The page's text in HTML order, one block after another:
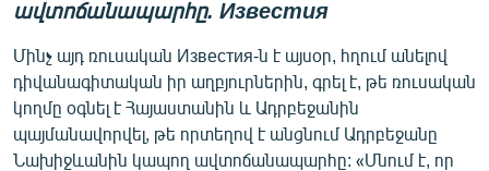
ավտոճանապարհը. Известия
Մինչ այդ ռուսական Известия-ն է այսօր, հղում անելով
դիվանագիտական իր աղբյուրներին, գրել է, թե ռուսական
կողմը օգնել է Հայաստանին և Ադրբեջանին
պայմանավորվել, թե որտեղով է անցնում Ադրբեջանը
Նախիջևանին կապող ավտոճանապարհը: «Մնում է, որ